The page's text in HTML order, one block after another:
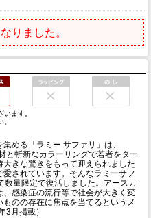
りました。
ます。
める「ラミー サファリ」は、
と斬新なカラーリングで若者をター
きな驚きをもって迎えられました
されています。そんなラミーサフ
数量限定で復活しました。アースカ
感染症の流行等で社会が大きく変
のの存在に焦点を当てるというメ
3月掲載）